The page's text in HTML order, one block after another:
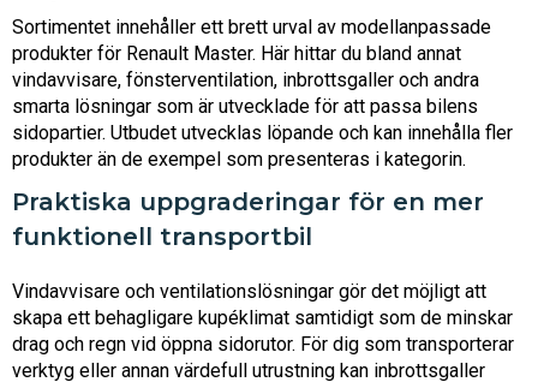
Sortimentet innehåller ett brett urval av modellanpassade
produkter för Renault Master. Här hittar du bland annat
vindavvisare, fönsterventilation, inbrottsgaller och andra
smarta lösningar som är utvecklade för att passa bilens
sidopartier. Utbudet utvecklas löpande och kan innehålla fler
produkter än de exempel som presenteras i kategorin.
Praktiska uppgraderingar för en mer
funktionell transportbil
Vindavvisare och ventilationslösningar gör det möjligt att
skapa ett behagligare kupéklimat samtidigt som de minskar
drag och regn vid öppna sidorutor. För dig som transporterar
verktyg eller annan värdefull utrustning kan inbrottsgaller